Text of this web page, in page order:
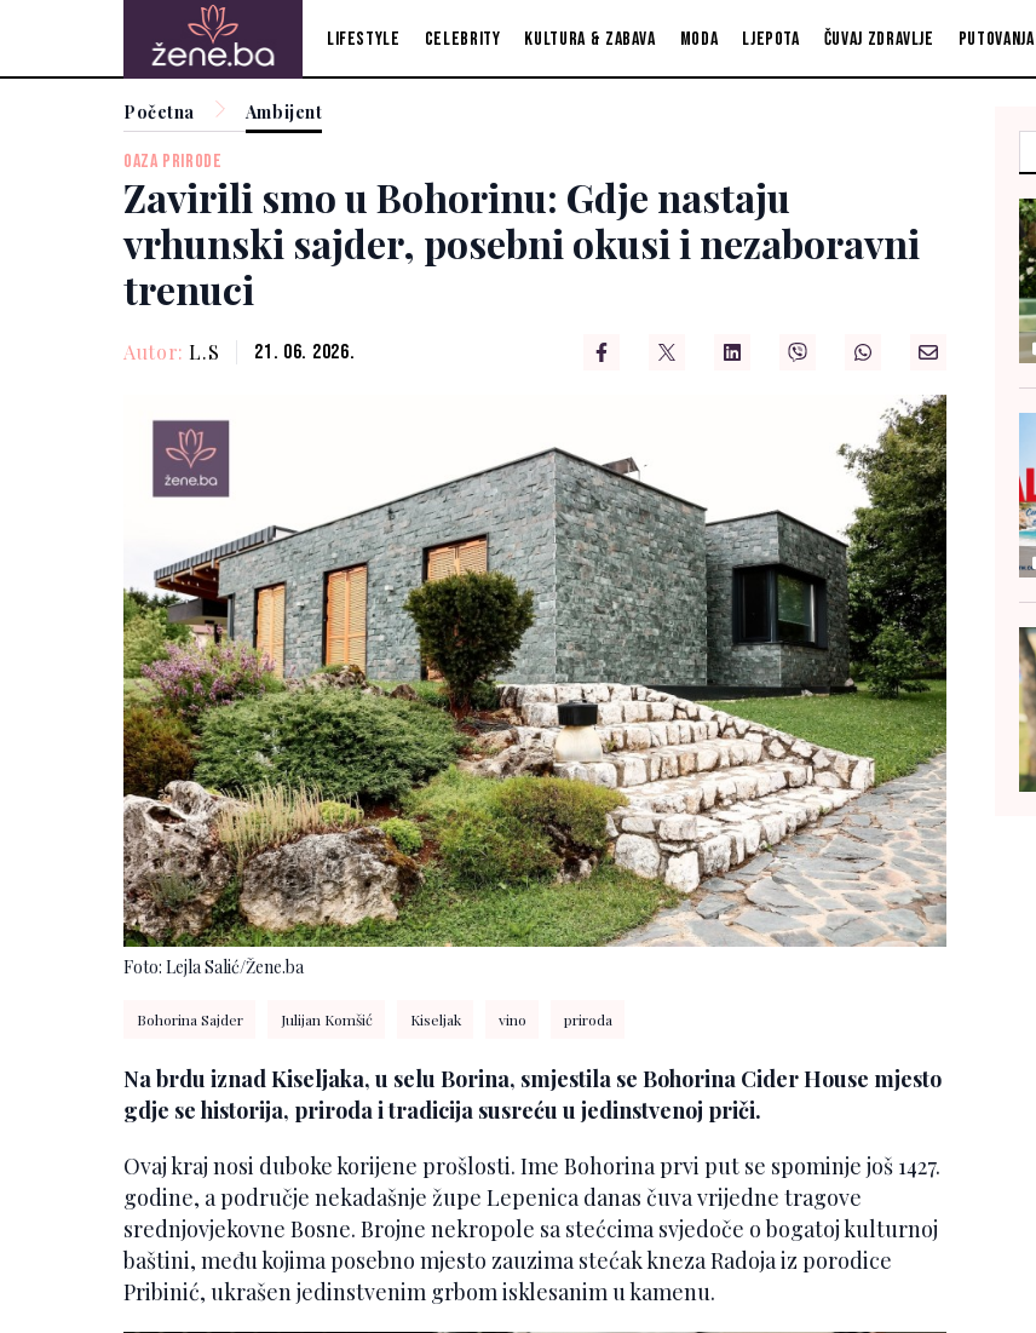
Lifestyle Celebrity Kultura & zabava Moda Ljepota Čuvaj zdravlje Putovanja
Početna Ambijent
OAZA PRIRODE
Zavirili smo u Bohorinu: Gdje nastaju
vrhunski sajder, posebni okusi i nezaboravni
trenuci
Autor:L.S 21. 06. 2026.
Foto: Lejla Salić/Žene.ba
Bohorina Sajder Julijan Komšić Kiseljak vino priroda
Na brdu iznad Kiseljaka, u selu Borina, smjestila se Bohorina Cider House mjesto
gdje se historija, priroda i tradicija susreću u jedinstvenoj priči.
Ovaj kraj nosi duboke korijene prošlosti. Ime Bohorina prvi put se spominje još 1427.
godine, a područje nekadašnje župe Lepenica danas čuva vrijedne tragove
srednjovjekovne Bosne. Brojne nekropole sa stećcima svjedoče o bogatoj kulturnoj
baštini, među kojima posebno mjesto zauzima stećak kneza Radoja iz porodice
Pribinić, ukrašen jedinstvenim grbom isklesanim u kamenu.